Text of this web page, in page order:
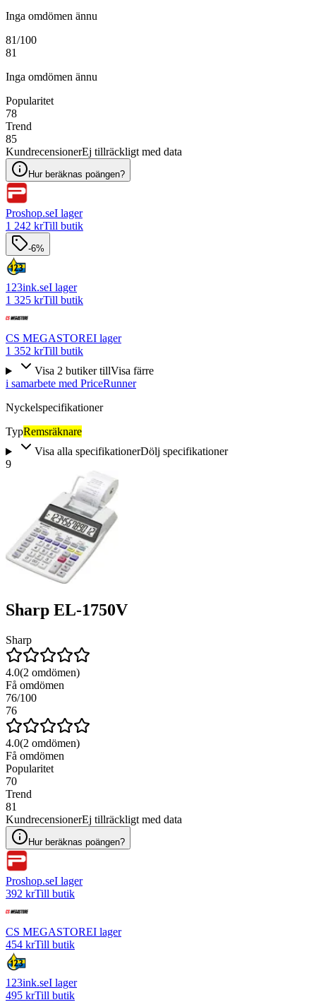
Inga omdömen ännu
81/100
81
Inga omdömen ännu
Popularitet
78
Trend
85
KundrecensionerEj tillräckligt med data
Hur beräknas poängen?
Proshop.seI lager
1 242 krTill butik
-6%
123ink.seI lager
1 325 krTill butik
CS MEGASTOREI lager
1 352 krTill butik
Visa 2 butiker tillVisa färre
i samarbete med PriceRunner
Nyckelspecifikationer
TypRemsräknare
Visa alla specifikationerDölj specifikationer
9
Sharp EL-1750V
Sharp
4.0(2 omdömen)
Få omdömen
76/100
76
4.0(2 omdömen)
Få omdömen
Popularitet
70
Trend
81
KundrecensionerEj tillräckligt med data
Hur beräknas poängen?
Proshop.seI lager
392 krTill butik
CS MEGASTOREI lager
454 krTill butik
123ink.seI lager
495 krTill butik